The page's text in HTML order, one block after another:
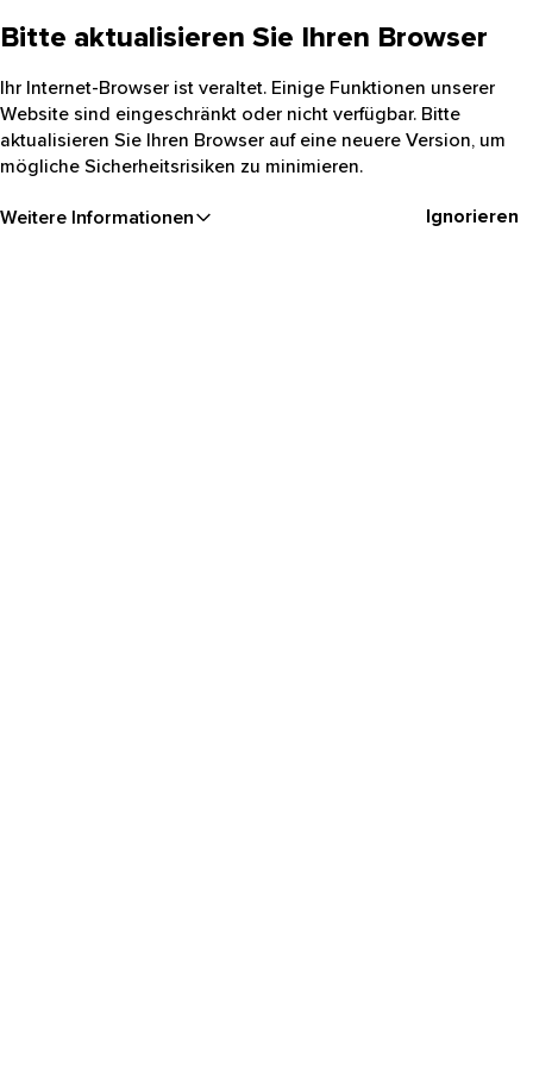
Bitte aktualisieren Sie Ihren Browser
Ihr Internet-Browser ist veraltet. Einige Funktionen unserer
Website sind eingeschränkt oder nicht verfügbar. Bitte
aktualisieren Sie Ihren Browser auf eine neuere Version, um
mögliche Sicherheitsrisiken zu minimieren.
Weitere Informationen Ignorieren